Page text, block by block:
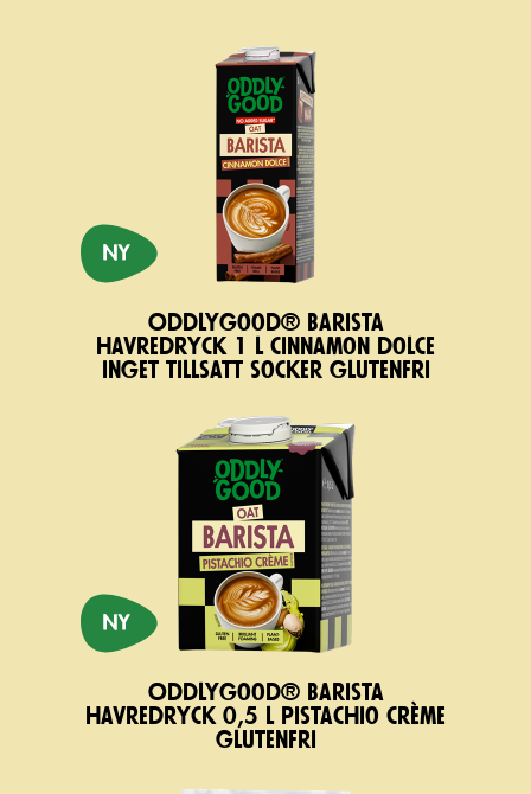
Oddlygood® Barista
havredryck 1 l cinnamon dolce
inget tillsatt socker glutenfri
Oddlygood® Barista
havredryck 0,5 l pistachio crème
glutenfri